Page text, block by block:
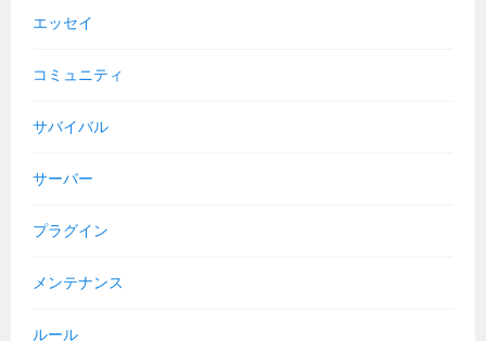
エッセイ
コミュニティ
サバイバル
サーバー
プラグイン
メンテナンス
ルール